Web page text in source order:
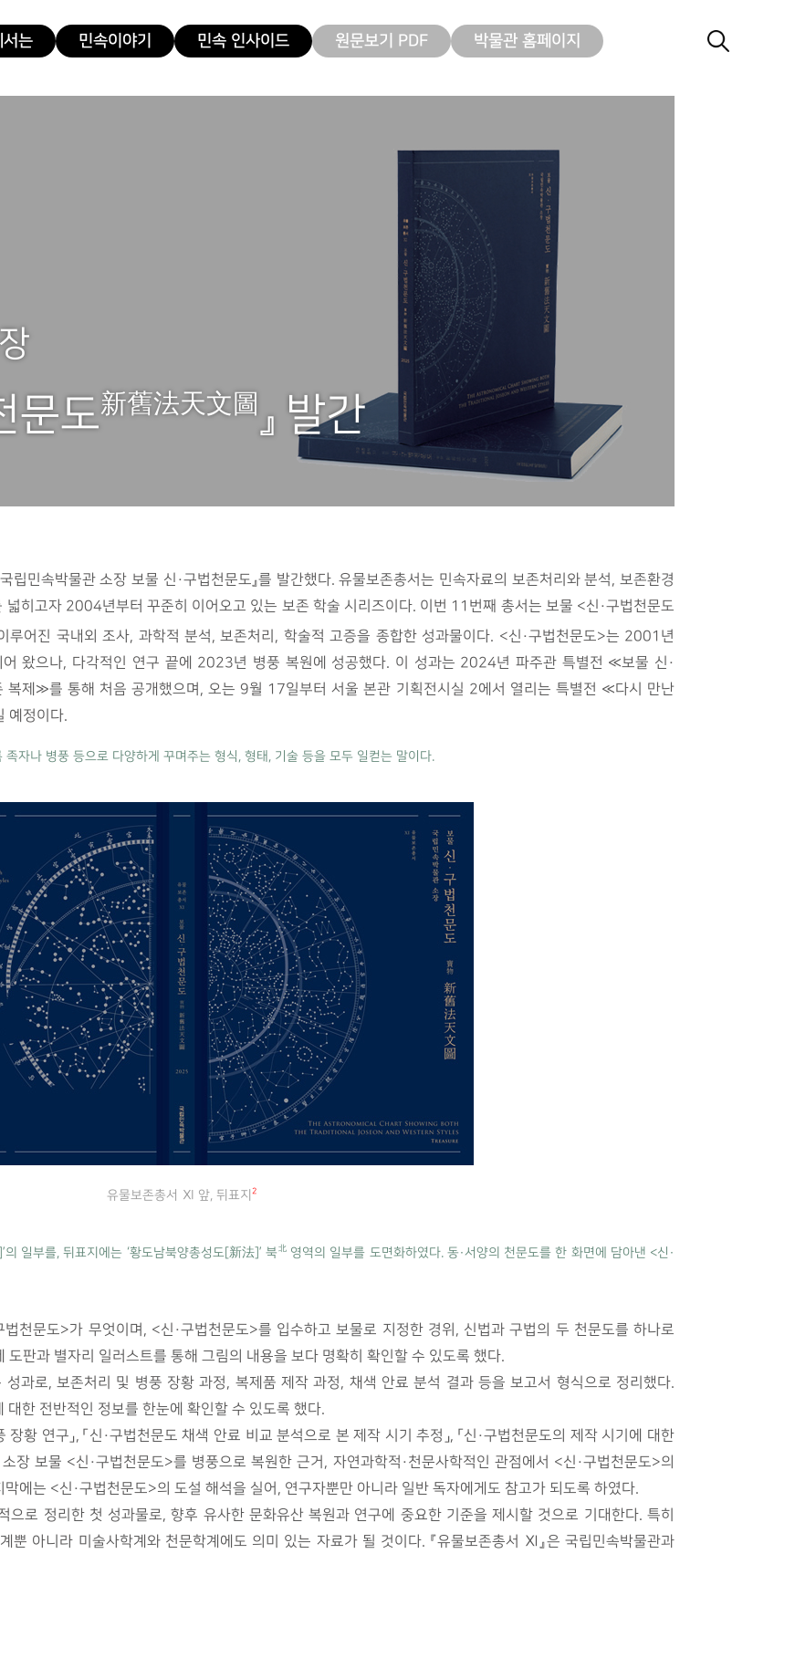
서는 민속이야기 민속 인사이드 원문보기 PDF 박물관 홈페이지
문도新舊法天文圖 』 발간
민속박물관 소장 보물 신·구법천문도』를 발간했다. 유물보존총서는 민속자료의 보존처리와 분석, 보존환경
히고자 2004년부터 꾸준히 이어오고 있는 보존 학술 시리즈이다. 이번 11번째 총서는 보물 <신·구법천문도
루어진 국내외 조사, 과학적 분석, 보존처리, 학술적 고증을 종합한 성과물이다. <신·구법천문도>는 2001년
왔으나, 다각적인 연구 끝에 2023년 병풍 복원에 성공했다. 이 성과는 2024년 파주관 특별전 «보물 신·
복제»를 통해 처음 공개했으며, 오는 9월 17일부터 서울 본관 기획전시실 2에서 열리는 특별전 «다시 만난
예정이다.
족자나 병풍 등으로 다양하게 꾸며주는 형식, 형태, 기술 등을 모두 일컫는 말이다.
유물보존총서 Ⅺ 앞, 뒤표지 2
일부를, 뒤표지에는 ‘황도남북양총성도[新法]’ 북 北영역의 일부를 도면화하였다. 동·서양의 천문도를 한 화면에 담아낸 <신·
천문도>가 무엇이며, <신·구법천문도>를 입수하고 보물로 지정한 경위, 신법과 구법의 두 천문도를 하나로
판과 별자리 일러스트를 통해 그림의 내용을 보다 명확히 확인할 수 있도록 했다.
과로, 보존처리 및 병풍 장황 과정, 복제품 제작 과정, 채색 안료 분석 결과 등을 보고서 형식으로 정리했다.
한 전반적인 정보를 한눈에 확인할 수 있도록 했다.
황 연구」, 「신·구법천문도 채색 안료 비교 분석으로 본 제작 시기 추정」, 「신·구법천문도의 제작 시기에 대한
장 보물 <신·구법천문도>를 병풍으로 복원한 근거, 자연과학적·천문사학적인 관점에서 <신·구법천문도>의
에는 <신·구법천문도>의 도설 해석을 실어, 연구자뿐만 아니라 일반 독자에게도 참고가 되도록 하였다.
으로 정리한 첫 성과물로, 향후 유사한 문화유산 복원과 연구에 중요한 기준을 제시할 것으로 기대한다. 특히
뿐 아니라 미술사학계와 천문학계에도 의미 있는 자료가 될 것이다. 『유물보존총서 Ⅺ』은 국립민속박물관과